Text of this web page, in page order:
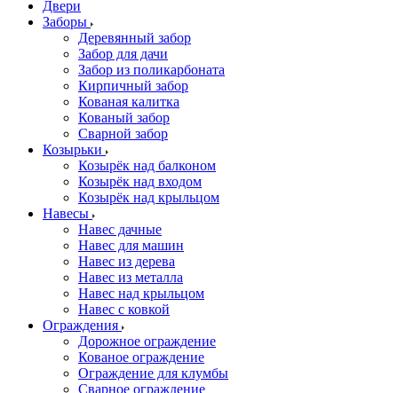
Двери
Заборы
Деревянный забор
Забор для дачи
Забор из поликарбоната
Кирпичный забор
Кованая калитка
Кованый забор
Сварной забор
Козырьки
Козырёк над балконом
Козырёк над входом
Козырёк над крыльцом
Навесы
Навес дачные
Навес для машин
Навес из дерева
Навес из металла
Навес над крыльцом
Навес с ковкой
Ограждения
Дорожное ограждение
Кованое ограждение
Ограждение для клумбы
Сварное ограждение